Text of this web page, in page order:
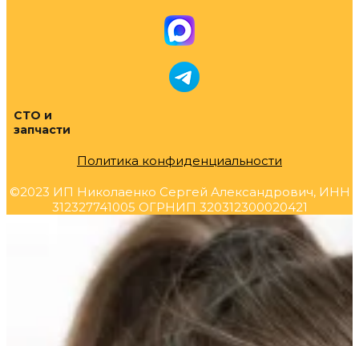
СТО и
запчасти
Политика конфиденциальности
©2023 ИП Николаенко Сергей Александрович, ИНН
312327741005 ОГРНИП 320312300020421